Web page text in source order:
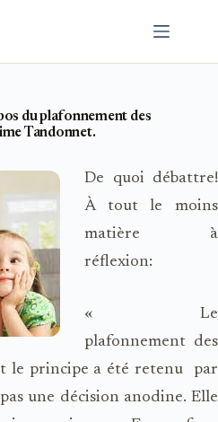
du plafonnement des
Tandonnet.
De quoi débattre!
À tout le moins
matière à
réflexion:
« Le
plafonnement des
le principe a été retenu par
une décision anodine. Elle